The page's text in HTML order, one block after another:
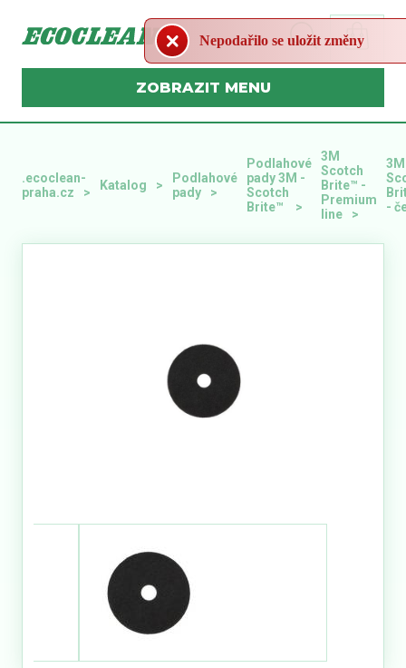
MENU
.ecoclean-
praha.cz
Katalog
Podlahové
pady
Podlahové
pady 3M -
Scotch
Brite™
3M
Scotch
Brite™ -
Premium
line
3M
-